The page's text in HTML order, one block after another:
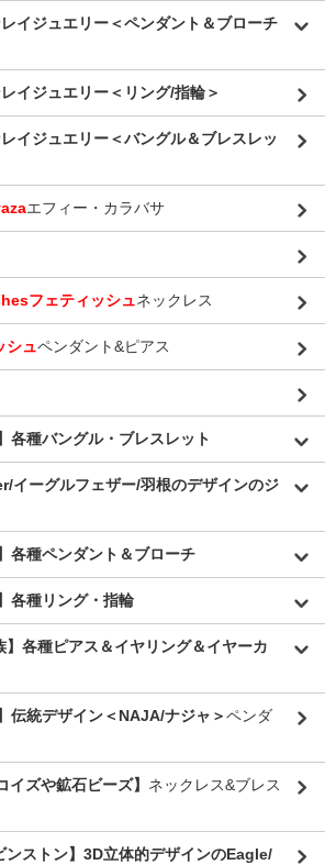
イジュエリー＜ペンダント＆ブローチ
イジュエリー＜リング/指輪＞
イジュエリー＜バングル＆ブレスレッ
エフィー・カラバサ
フェティッシュネックレス
シュペンダント&ピアス
各種バングル・ブレスレット
イーグルフェザー/羽根のデザインのジ
各種ペンダント＆ブローチ
各種リング・指輪
各種ピアス＆イヤリング＆イヤーカ
伝統デザイン＜NAJA/ナジャ＞ペンダ
ズや鉱石ビーズ】 ネックレス&ブレス
ンストン】3D立体的デザインのEagle/